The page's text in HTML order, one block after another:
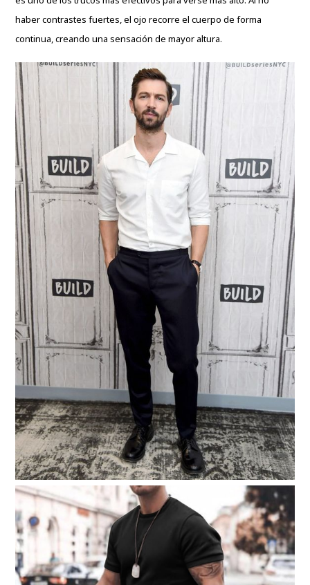
haber contrastes fuertes, el ojo recorre el cuerpo de forma
continua, creando una sensación de mayor altura.